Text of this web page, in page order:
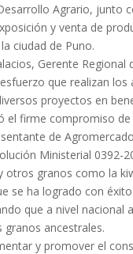
Agrario, junto
y venta de
ciudad de Puno.
Gerente
que realizan
proyectos en
el firme compromiso
de
Ministerial 0392-
otros granos como la
se ha logrado con
que a nivel
granos ancestrales.
y promover el